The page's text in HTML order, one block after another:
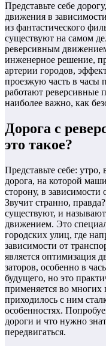
Представьте себе
движения в
из фантастического
существуют на самом
реверсивным
инженерное решение,
артерии городов,
проезжую часть в часы
работают реверсивные
наиболее важно, как
Дорога с
это такое?
Представьте себе:
дорога, на которой
сторону, в зависимости
Звучит странно,
существуют, и
движением. Это
городских улиц, где
зависимости от
является оптимизация
заторов, особенно в
будущего, но это
применяется во
приходилось с ним
особенностях.
дороги и что нужно
передвигаться.